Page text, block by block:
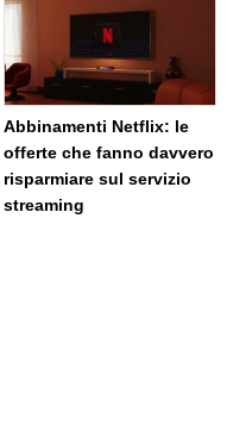
Abbinamenti Netflix: le
offerte che fanno davvero
risparmiare sul servizio
streaming